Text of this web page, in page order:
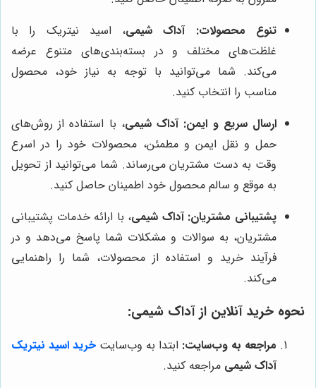
تنوع محصولات:
آداک شیمی، اسید نیتریک را با
غلظت‌های مختلف و در بسته‌بندی‌های متنوع عرضه
می‌کند. شما می‌توانید با توجه به نیاز خود، محصول
مناسب را انتخاب کنید.
ارسال سریع و ایمن: آداک شیمی، با استفاده از روش‌های
حمل و نقل ایمن و مطمئن، محصولات خود را در اسرع
وقت به دست مشتریان می‌رساند. شما می‌توانید از تحویل
به موقع و سالم محصول خود اطمینان حاصل کنید.
پشتیبانی مشتریان: آداک شیمی، با ارائه خدمات پشتیبانی
مشتریان، به سوالات و مشکلات شما پاسخ می‌دهد و در
فرآیند خرید و استفاده از محصولات، شما را راهنمایی
می‌کند.
نحوه خرید آنلاین از آداک شیمی:
مراجعه به وب‌سایت: ابتدا به وب‌سایت خرید اسید نیتریک
آداک شیمی مراجعه کنید.